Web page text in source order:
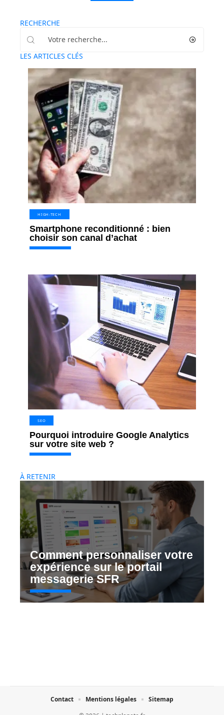
RECHERCHE
LES ARTICLES CLÉS
HIGH-TECH
Smartphone reconditionné : bien
choisir son canal d’achat
SEO
Pourquoi introduire Google Analytics
sur votre site web ?
À RETENIR
Comment personnaliser votre
expérience sur le portail
messagerie SFR
Contact Mentions légales Sitemap